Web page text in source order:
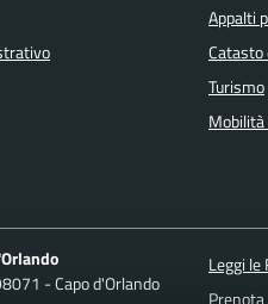
Appalti
Turismo
- Capo d'Orlando
Leggi le